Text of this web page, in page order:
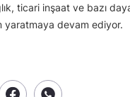
ticari inşaat ve bazı
yaratmaya devam ediyor.